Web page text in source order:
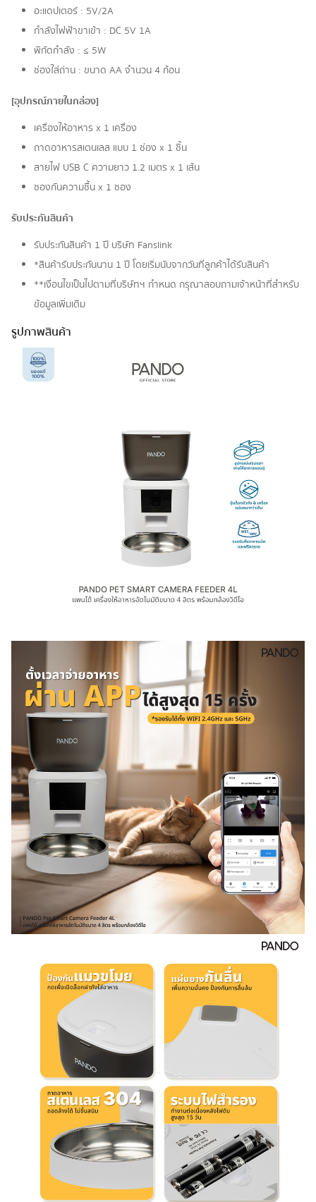
อะแดปเตอร์ : 5V/2A
กำลังไฟฟ้าขาเข้า : DC 5V 1A
พิกัดกำลัง : ≤ 5W
ช่องใส่ถ่าน : ขนาด AA จำนวน 4 ก้อน
[อุปกรณ์ภายในกล่อง]
เครื่องให้อาหาร x 1 เครื่อง
ถาดอาหารสเตนเลส แบบ 1 ช่อง x 1 ชิ้น
สายไฟ USB C ความยาว 1.2 เมตร x 1 เส้น
ซองกันความชื้น x 1 ซอง
รับประกันสินค้า
รับประกันสินค้า 1 ปี บริษัท Fanslink
*สินค้ารับประกันนาน 1 ปี โดยเริ่มนับจากวันที่ลูกค้าได้รับสินค้า
**เงื่อนไขเป็นไปตามที่บริษัทฯ กำหนด กรุณาสอบถามเจ้าหน้าที่สำหรับ
ข้อมูลเพิ่มเติม
รูปภาพสินค้า